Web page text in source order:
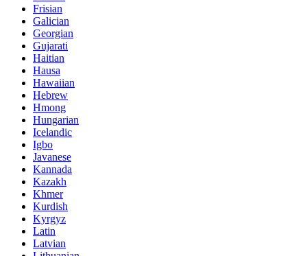
Frisian
Galician
Georgian
Gujarati
Haitian
Hausa
Hawaiian
Hebrew
Hmong
Hungarian
Icelandic
Igbo
Javanese
Kannada
Kazakh
Khmer
Kurdish
Kyrgyz
Latin
Latvian